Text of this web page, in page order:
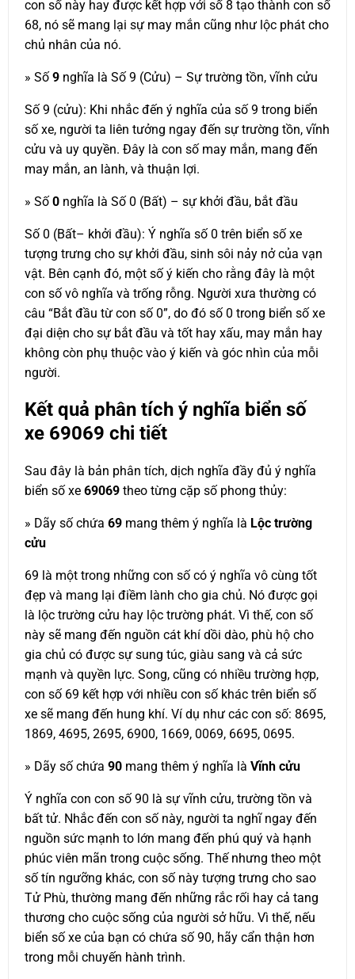
con số này hay được kết hợp với số 8 tạo thành con số
68, nó sẽ mang lại sự may mắn cũng như lộc phát cho
chủ nhân của nó.
» Số9 nghĩa là Số 9 (Cửu) – Sự trường tồn, vĩnh cửu
Số 9 (cửu): Khi nhắc đến ý nghĩa của số 9 trong biển
số xe, người ta liên tưởng ngay đến sự trường tồn, vĩnh
cửu và uy quyền. Đây là con số may mắn, mang đến
may mắn, an lành, và thuận lợi.
» Số0 nghĩa là Số 0 (Bất) – sự khởi đầu, bắt đầu
Số 0 (Bất– khởi đầu): Ý nghĩa số 0 trên biển số xe
tượng trưng cho sự khởi đầu, sinh sôi nảy nở của vạn
vật. Bên cạnh đó, một số ý kiến cho rằng đây là một
con số vô nghĩa và trống rỗng. Người xưa thường có
câu “Bắt đầu từ con số 0”, do đó số 0 trong biển số xe
đại diện cho sự bắt đầu và tốt hay xấu, may mắn hay
không còn phụ thuộc vào ý kiến và góc nhìn của mỗi
người.
Kết quả phân tích ý nghĩa biển số
xe 69069 chi tiết
Sau đây là bản phân tích, dịch nghĩa đầy đủ ý nghĩa
biển số xe 69069 theo từng cặp số phong thủy:
» Dãy số chứa 69 mang thêm ý nghĩa là Lộc trường
cửu
69 là một trong những con số có ý nghĩa vô cùng tốt
đẹp và mang lại điềm lành cho gia chủ. Nó được gọi
là lộc trường cửu hay lộc trường phát. Vì thế, con số
này sẽ mang đến nguồn cát khí dồi dào, phù hộ cho
gia chủ có được sự sung túc, giàu sang và cả sức
mạnh và quyền lực. Song, cũng có nhiều trường hợp,
con số 69 kết hợp với nhiều con số khác trên biển số
xe sẽ mang đến hung khí. Ví dụ như các con số: 8695,
1869, 4695, 2695, 6900, 1669, 0069, 6695, 0695.
» Dãy số chứa 90 mang thêm ý nghĩa là Vĩnh cửu
Ý nghĩa con con số 90 là sự vĩnh cửu, trường tồn và
bất tử. Nhắc đến con số này, người ta nghĩ ngay đến
nguồn sức mạnh to lớn mang đến phú quý và hạnh
phúc viên mãn trong cuộc sống. Thế nhưng theo một
số tín ngưỡng khác, con số này tượng trưng cho sao
Tử Phù, thường mang đến những rắc rối hay cả tang
thương cho cuộc sống của người sở hữu. Vì thế, nếu
biển số xe của bạn có chứa số 90, hãy cẩn thận hơn
trong mỗi chuyến hành trình.